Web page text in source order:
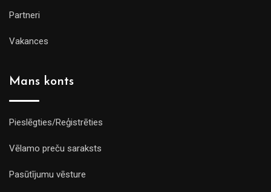
Partneri
Vakances
Mans konts
Pieslēgties/Reģistrēties
Vēlamo preču saraksts
Pasūtījumu vēsture